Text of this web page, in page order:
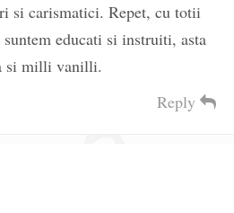
si carismatici. Repet, cu totii
educati si instruiti, asta
si milli vanilli.
Reply